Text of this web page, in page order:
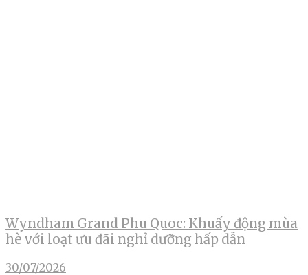
Wyndham Grand Phu Quoc: Khuấy động mùa
hè với loạt ưu đãi nghỉ dưỡng hấp dẫn
30/07/2026